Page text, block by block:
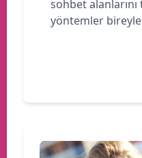
sohbet
yöntemler